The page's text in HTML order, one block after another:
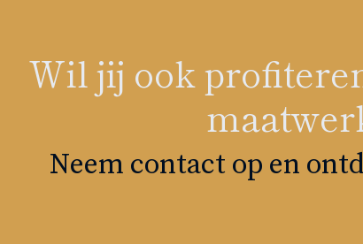
Wil jij ook
Neem contact op en